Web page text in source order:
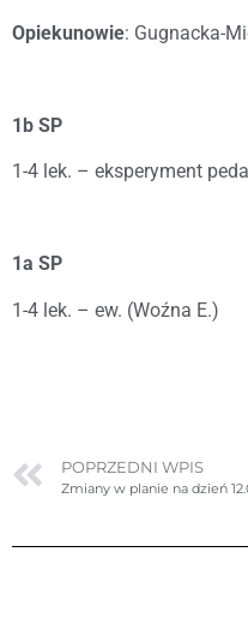
Opiekunowie: Gugnacka-
1b SP
1-4 lek. – eksperyment
1a SP
1-4 lek. – ew. (Woźna E.)
POPRZEDNI WPIS